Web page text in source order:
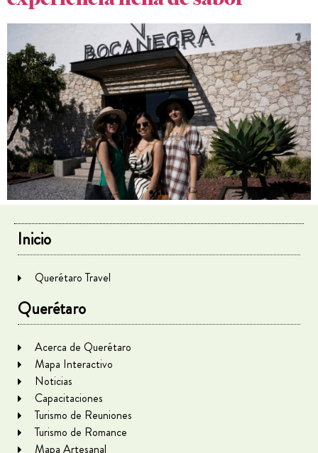
Inicio
Querétaro Travel
Querétaro
Acerca de Querétaro
Mapa Interactivo
Noticias
Capacitaciones
Turismo de Reuniones
Turismo de Romance
Mapa Artesanal